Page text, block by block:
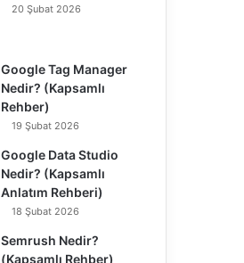
20 Şubat 2026
Google Tag Manager
Nedir? (Kapsamlı
Rehber)
19 Şubat 2026
Google Data Studio
Nedir? (Kapsamlı
Anlatım Rehberi)
18 Şubat 2026
Semrush Nedir?
(Kapsamlı Rehber)